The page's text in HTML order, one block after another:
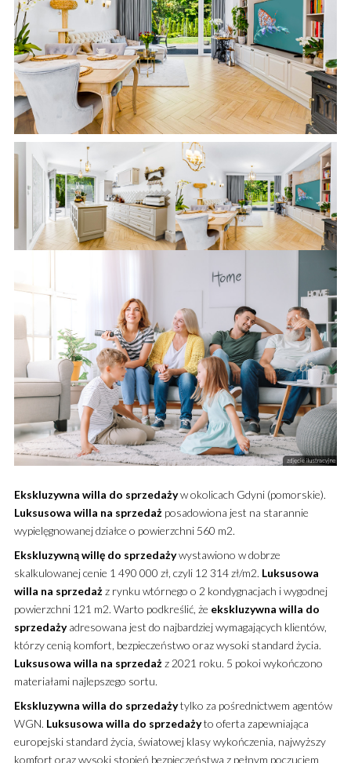
Ekskluzywna willa do sprzedażyw okolicach Gdyni (pomorskie).
Luksusowa willa na sprzedażposadowiona jest na starannie
wypielęgnowanej działce o powierzchni 560 m2.
Ekskluzywnąwillę do sprzedażywystawiono w dobrze
skalkulowanej cenie 1 490 000 zł, czyli 12 314 zł/m2. Luksusowa
willa na sprzedażz rynku wtórnego o 2 kondygnacjach i wygodnej
powierzchni 121 m2. Warto podkreślić, że ekskluzywna willa do
sprzedażyadresowana jest do najbardziej wymagających klientów,
którzy cenią komfort, bezpieczeństwo oraz wysoki standard życia.
Luksusowa willa na sprzedażz 2021 roku. 5 pokoi wykończono
materiałami najlepszego sortu.
Ekskluzywna willa do sprzedażytylko za pośrednictwem agentów
WGN. Luksusowa willa do sprzedażyto oferta zapewniająca
europejski standard życia, światowej klasy wykończenia, najwyższy
komfort oraz wysoki stopień bezpieczeństwa z pełnym poczuciem